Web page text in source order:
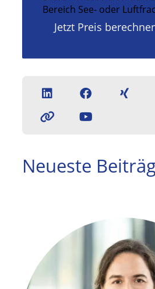
Bereich See- oder
Jetzt Preis
Neueste